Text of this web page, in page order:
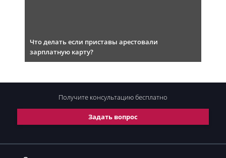
Что делать если приставы арестовали
зарплатную карту?
Задать вопрос
Получите консультациюбесплатно